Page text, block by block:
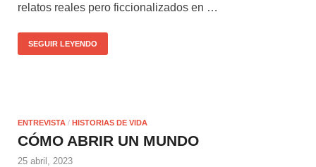
relatos reales pero ficcionalizados en …
SEGUIR LEYENDO
ENTREVISTA / HISTORIAS DE VIDA
CÓMO ABRIR UN MUNDO
25 abril, 2023